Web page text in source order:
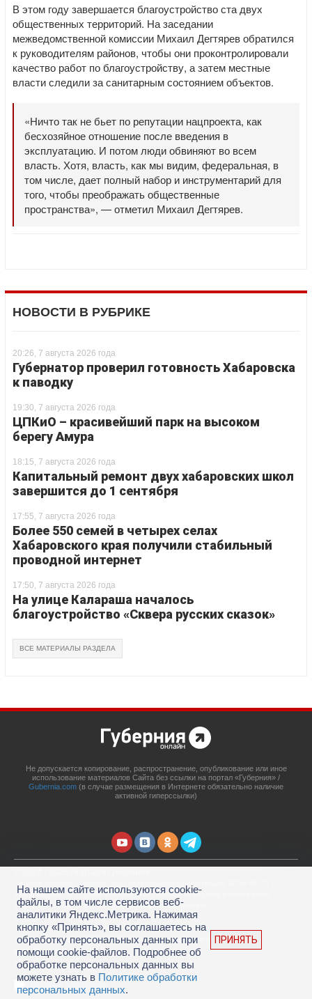
В этом году завершается благоустройство ста двух
общественных территорий. На заседании
межведомственной комиссии Михаил Дегтярев обратился
к руководителям районов, чтобы они проконтролировали
качество работ по благоустройству, а затем местные
власти следили за санитарным состоянием объектов.
«Ничто так не бьет по репутации нацпроекта, как
бесхозяйное отношение после введения в
эксплуатацию. И потом люди обвиняют во всем
власть. Хотя, власть, как мы видим, федеральная, в
том числе, дает полный набор и инструментарий для
того, чтобы преображать общественные
пространства», — отметил Михаил Дегтярев.
НОВОСТИ В РУБРИКЕ
20:26, 7 августа 2026 года
Губернатор проверил готовность Хабаровска
к паводку
19:30, 7 августа 2026 года
ЦПКиО – красивейший парк на высоком
берегу Амура
18:15, 7 августа 2026 года
Капитальный ремонт двух хабаровских школ
завершится до 1 сентября
17:55, 7 августа 2026 года
Более 550 семей в четырех селах
Хабаровского края получили стабильный
проводной интернет
17:50, 7 августа 2026 года
На улице Калараша началось
благоустройство «Сквера русских сказок»
ВСЕ МАТЕРИАЛЫ РАЗДЕЛА
Не допускается копирование, распространение, опубликование или иное
использование материалов Сайта без ссылки на портал «Губерния» /
Gubernia.com (в случае размещения в Интернете обязательно наличие
активной гиперссылки)
67908 выдано 06.12.2016 Федеральной службой по надзору в сфере связи,
информационных технологий и массовых коммуникаций.
Учредитель: ООО «Губерния Он-лайн»
Главный редактор: Гатаулина А.С.
Телефон редакции: (4212) 45-88-45, адрес электронной почты:
portal@gubernia.com
18+
На нашем сайте используются cookie-
файлы, в том числе сервисов веб-
аналитики Яндекс.Метрика. Нажимая
кнопку «Принять», вы соглашаетесь на
обработку персональных данных при
помощи cookie-файлов. Подробнее об
обработке персональных данных вы
можете узнать в Политике обработки
персональных данных.
ПРИНЯТЬ